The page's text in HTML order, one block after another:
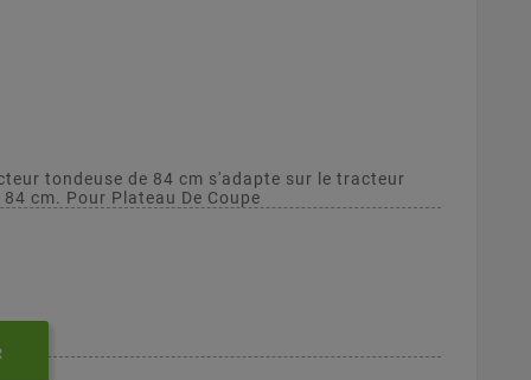
tondeuse de 84 cm s'adapte sur le tracteur
cm. Pour Plateau De Coupe